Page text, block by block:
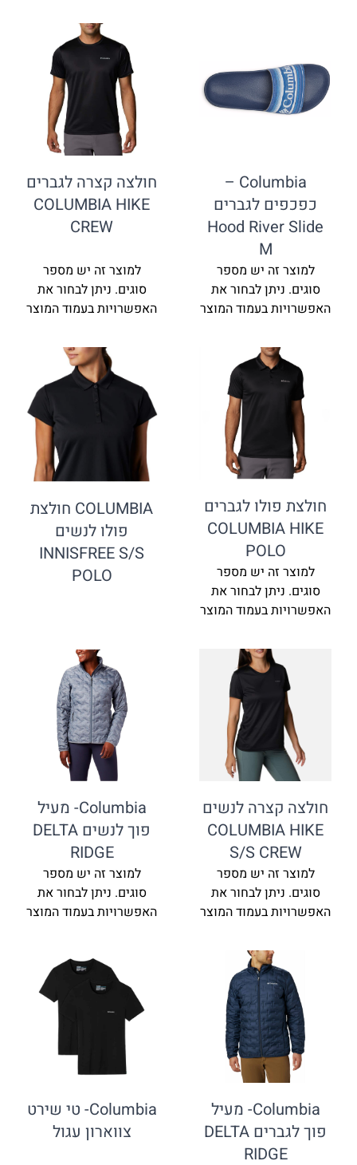
Columbia –
לגברים
Hood
זה יש מספר
לבחור את
בעמוד המוצר
חולצה קצרה לגברים
COLUMBIA HIKE
למוצר זה יש מספר
סוגים. ניתן לבחור את
האפשרויות בעמוד המוצר
לגברים
זה יש מספר
לבחור את
בעמוד המוצר
COLUMBIA חולצת
INNISFREE S/S
לנשים
זה יש מספר
לבחור את
בעמוד המוצר
Columbia- מעיל
פוך לנשים DELTA
למוצר זה יש מספר
סוגים. ניתן לבחור את
האפשרויות בעמוד המוצר
Columbia- מעיל
פוך לגברים DELTA
Columbia- טי שירט
צווארון עגול